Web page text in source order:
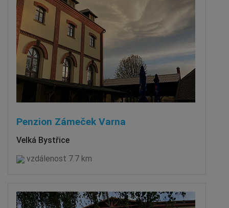
Penzion Zámeček Varna
Velká Bystřice
vzdálenost 7.7 km